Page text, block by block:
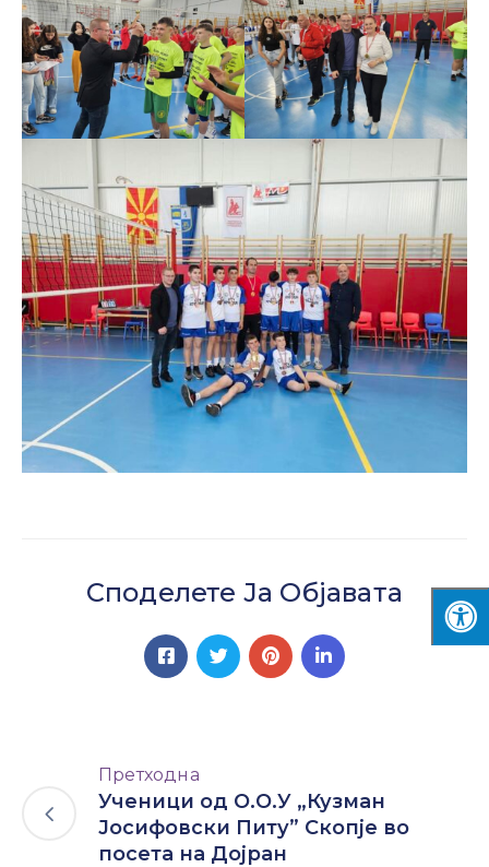
Споделете Ја Објавата
Претходна
Ученици од О.О.У „Кузман
Јосифовски Питу” Скопје во
посета на Дојран